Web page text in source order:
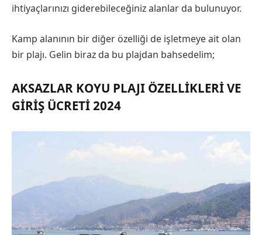
ihtiyaçlarınızı giderebileceğiniz alanlar da bulunuyor.
Kamp alanının bir diğer özelliği de işletmeye ait olan
bir plajı. Gelin biraz da bu plajdan bahsedelim;
AKSAZLAR KOYU PLAJI ÖZELLIKLERI VE
GIRIŞ ÜCRETI 2024